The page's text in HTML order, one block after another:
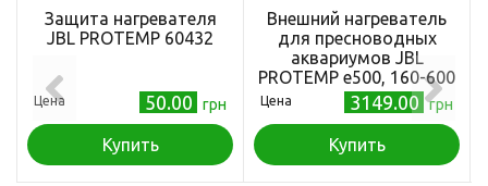
Защита нагревателя
JBL PROTEMP 60432
Цена 50.00 грн
Купить
Внешний нагреватель
для пресноводных
аквариумов JBL
PROTEMP e500, 160-600
л
Цена 3149.00 грн
Купить